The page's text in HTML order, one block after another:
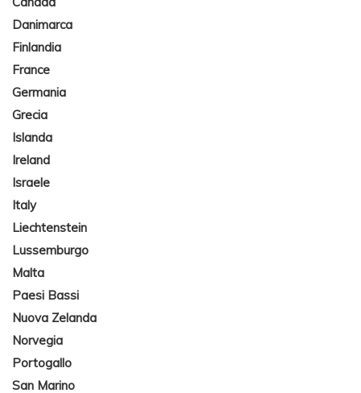
Danimarca
Finlandia
France
Germania
Grecia
Islanda
Ireland
Israele
Italy
Liechtenstein
Lussemburgo
Malta
Paesi Bassi
Nuova Zelanda
Norvegia
Portogallo
San Marino